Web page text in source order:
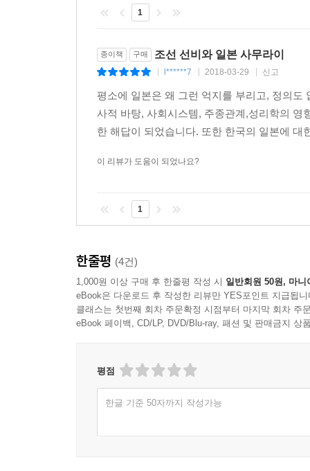
1
종이책 구매 조선 선비와 일본 사무라이
l******7 2018-03-29 신고
평소에 일본은 왜 그런 억지를 부리고, 정의
사적 바탕, 사회시스템, 주종관계,성리학의 영
한 해답이 되었습니다. 또한 한국의 일본에
이 리뷰가 도움이 되었나요?
1
한줄평 (4건)
1,000원 이상 구매 후 한줄평 작성 시 일반회원 50원, 마니
eBook은 다운로드 후 작성한 리뷰만 YES포인트 지급됩니
클래스는 첫번째 회차 주문확정 시점부터 마지막 회차 주
eBook 페이백, CD/LP, DVD/Blu-ray, 패션 및 판매금지 상
평점
한글 기준 50자까지 작성가능